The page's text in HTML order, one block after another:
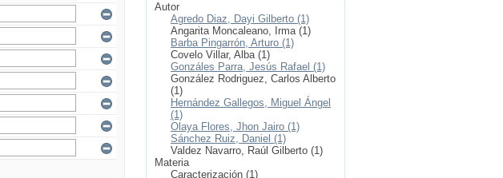
Autor
Agredo Diaz, Dayi Gilberto (1)
Angarita Moncaleano, Irma (1)
Barba Pingarrón, Arturo (1)
Covelo Villar, Alba (1)
Gonzáles Parra, Jesús Rafael (1)
González Rodriguez, Carlos Alberto
(1)
Hernández Gallegos, Miguel Ángel
(1)
Olaya Flores, Jhon Jairo (1)
Sánchez Ruiz, Daniel (1)
Valdez Navarro, Raúl Gilberto (1)
Materia
Caracterización (1)